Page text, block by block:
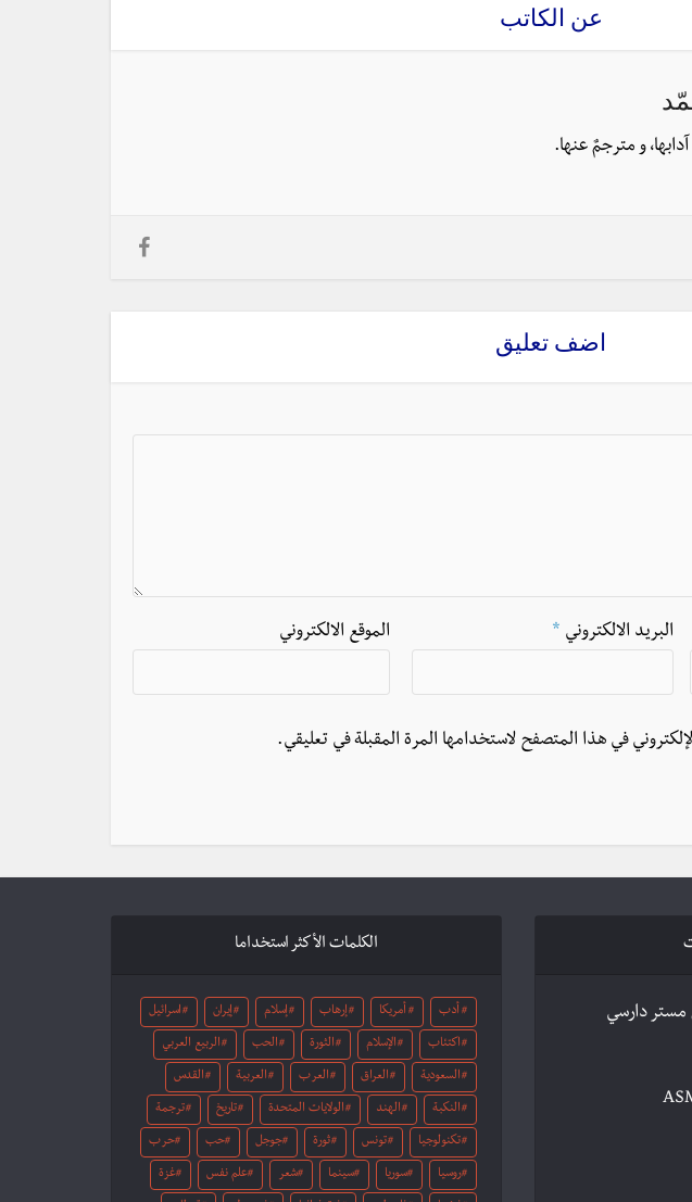
عن الكاتب
و مترجمٌ عنها.
اضف تعليق
البريد الالكتروني * الموقع الالكتروني
في هذا المتصفح لاستخدامها المرة المقبلة في تعليقي.
الكلمات الأكثر استخداما
أدب أمريكا إرهاب إسلام إيران اسرائيل
اكتئاب الإسلام الثورة الحب الربيع العربي
السعودية العراق العرب العربية القدس
النكبة الهند الولايات المتحدة تاريخ ترجمة
تكنولوجيا تونس ثورة جوجل حب حرب
روسيا سوريا سينما شعر علم نفس غزة
دارسي